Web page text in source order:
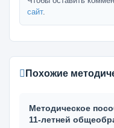
сайт.
Похожие
Методическое
11-летней